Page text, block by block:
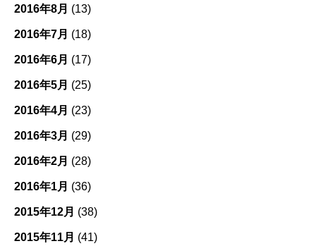
2016年8月 (13)
2016年7月 (18)
2016年6月 (17)
2016年5月 (25)
2016年4月 (23)
2016年3月 (29)
2016年2月 (28)
2016年1月 (36)
2015年12月 (38)
2015年11月 (41)